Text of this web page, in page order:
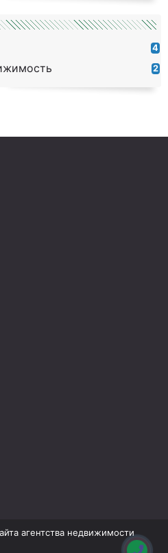
4
2
агентства недвижимости